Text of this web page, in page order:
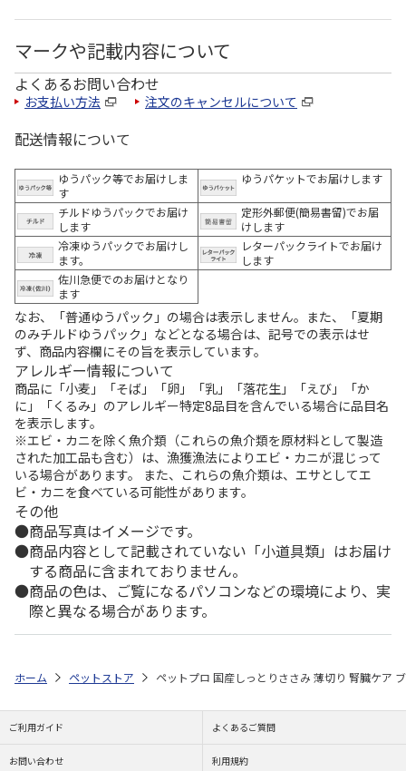
マークや記載内容について
よくあるお問い合わせ
お支払い方法 注文のキャンセルについて
配送情報について
ゆうパック等でお届けしま
す
ゆうパケットでお届けします
チルドゆうパックでお届け
します
定形外郵便(簡易書留)でお届
けします
冷凍ゆうパックでお届けし
ます。
レターパックライトでお届け
します
佐川急便でのお届けとなり
ます
なお、「普通ゆうパック」の場合は表示しません。また、「夏期
のみチルドゆうパック」などとなる場合は、記号での表示はせ
ず、商品内容欄にその旨を表示しています。
アレルギー情報について
商品に「小麦」「そば」「卵」「乳」「落花生」「えび」「か
に」「くるみ」のアレルギー特定8品目を含んでいる場合に品目名
を表示します。
※エビ・カニを除く魚介類（これらの魚介類を原材料として製造
された加工品も含む）は、漁獲漁法によりエビ・カニが混じって
いる場合があります。 また、これらの魚介類は、エサとしてエ
ビ・カニを食べている可能性があります。
その他
商品写真はイメージです。
商品内容として記載されていない「小道具類」はお届け
する商品に含まれておりません。
商品の色は、ご覧になるパソコンなどの環境により、実
際と異なる場合があります。
ホーム ペットストア ペットプロ 国産しっとりささみ 薄切り 腎臓ケア
ご利用ガイド よくあるご質問
お問い合わせ 利用規約